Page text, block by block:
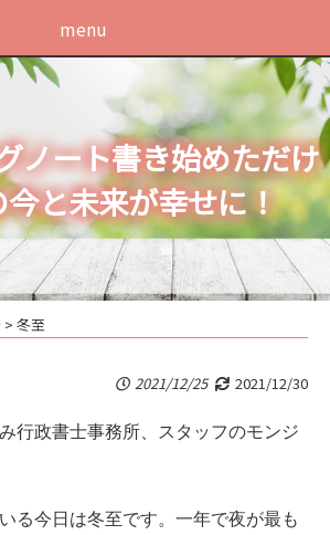
menu
ノート書き始めただけ
と未来が幸せに！
> 冬至
2021/12/25 2021/12/30
行政書士事務所、スタッフのモンジ
る今日は冬至です。一年で夜が最も